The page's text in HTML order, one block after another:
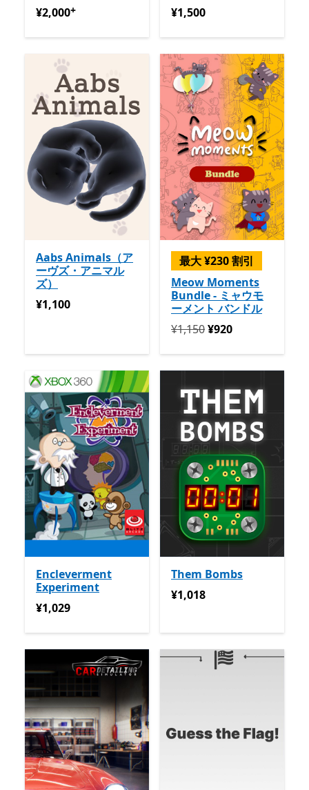
¥2,000アプリ内購入が提供されています
¥2,000+
¥1,500
¥1,500
Aabs Animals（ア
ーヴズ・アニマル
ズ）
¥1,100
¥1,100
最大 ¥230 割引
Meow Moments
Bundle - ミャウモ
ーメント バンドル
定価 ¥1,150 今すぐ ¥920
¥1,150¥920
Encleverment
Experiment
¥1,029
¥1,029
Them Bombs
¥1,018
¥1,018